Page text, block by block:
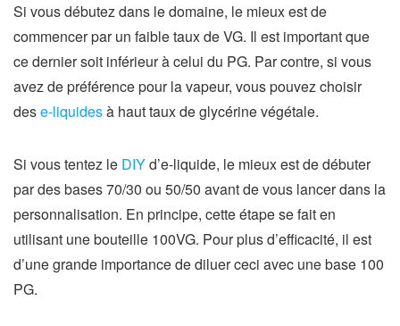
Si vous débutez dans le domaine, le mieux est de
commencer par un faible taux de VG. Il est important que
ce dernier soit inférieur à celui du PG. Par contre, si vous
avez de préférence pour la vapeur, vous pouvez choisir
dese-liquidesà haut taux de glycérine végétale.
Si vous tentez le DIYd’e-liquide, le mieux est de débuter
par des bases 70/30 ou 50/50 avant de vous lancer dans la
personnalisation. En principe, cette étape se fait en
utilisant une bouteille 100VG. Pour plus d’efficacité, il est
d’une grande importance de diluer ceci avec une base 100
PG.